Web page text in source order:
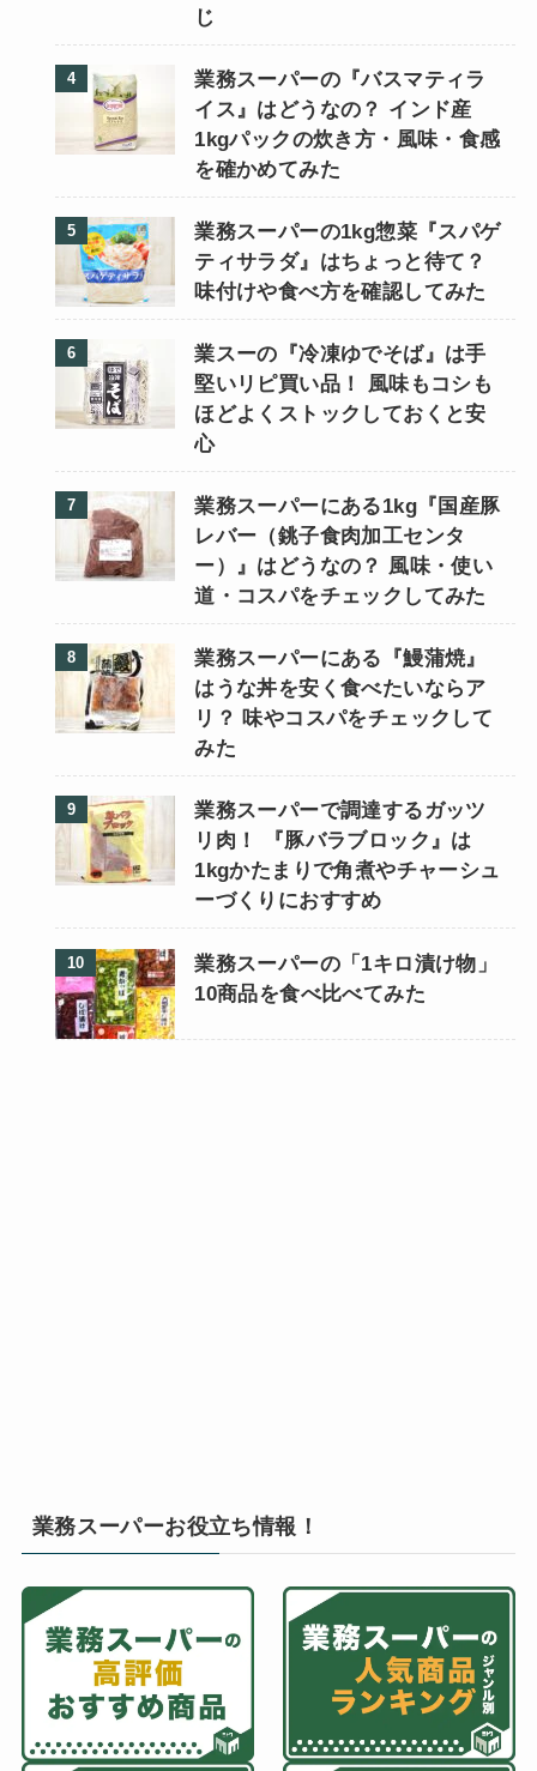
じ
業務スーパーの『バスマティラ
イス』はどうなの？ インド産
1kgパックの炊き方・風味・食感
を確かめてみた
業務スーパーの1kg惣菜『スパゲ
ティサラダ』はちょっと待て？
味付けや食べ方を確認してみた
業スーの『冷凍ゆでそば』は手
堅いリピ買い品！ 風味もコシも
ほどよくストックしておくと安
心
業務スーパーにある1kg『国産豚
レバー（銚子食肉加工センタ
ー）』はどうなの？ 風味・使い
道・コスパをチェックしてみた
業務スーパーにある『鰻蒲焼』
はうな丼を安く食べたいならア
リ？ 味やコスパをチェックして
みた
業務スーパーで調達するガッツ
リ肉！ 『豚バラブロック』は
1kgかたまりで角煮やチャーシュ
ーづくりにおすすめ
業務スーパーの「1キロ漬け物」
10商品を食べ比べてみた
業務スーパーお役立ち情報！